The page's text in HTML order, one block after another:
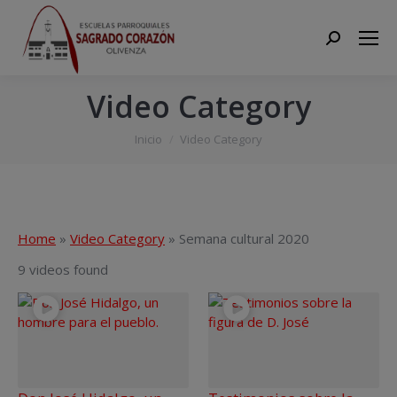
Search:
Video Category
Estás aquí:
Inicio Video Category
Home » Video Category » Semana cultural 2020
9 videos found